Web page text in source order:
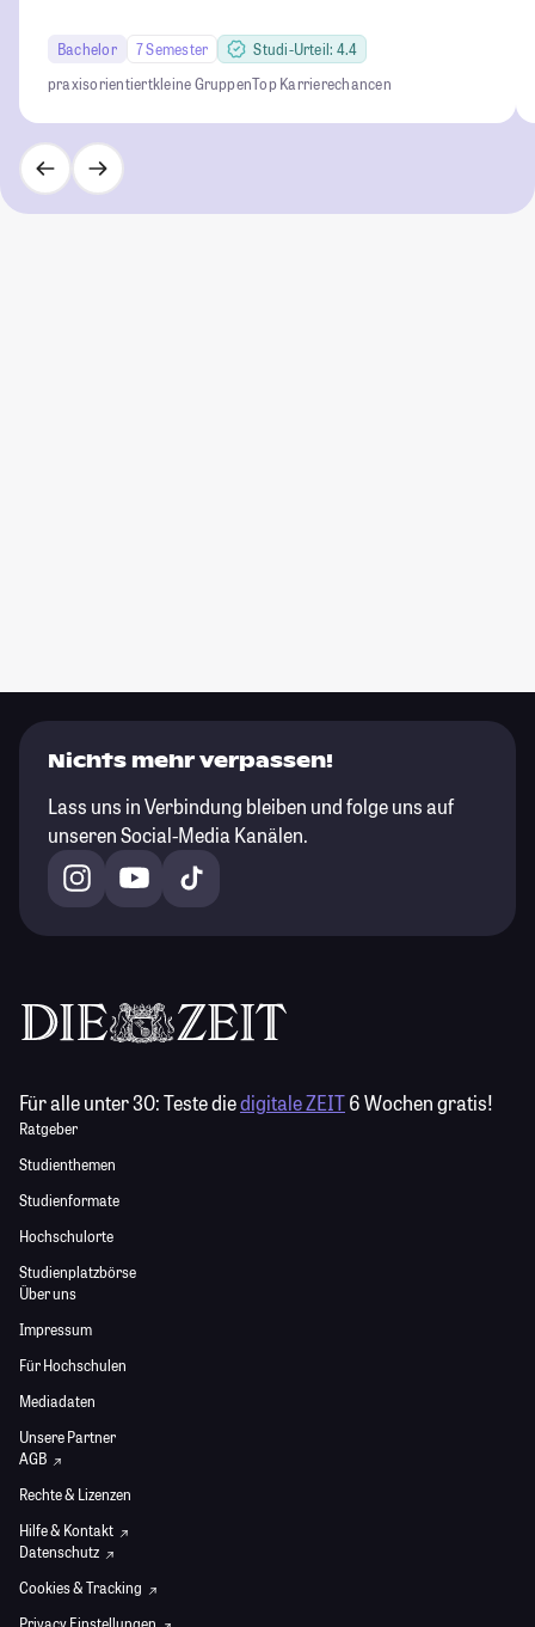
Bachelor 7 Semester
Studi-Urteil: 4.4
praxisorientiertkleine GruppenTop Karrierechancen
Nichts mehr verpassen!
Lass uns in Verbindung bleiben und folge uns auf
unseren Social-Media Kanälen.
Für alle unter 30:Teste diedigitale ZEIT6 Wochen gratis!
Ratgeber
Studienthemen
Studienformate
Hochschulorte
Studienplatzbörse
Über uns
Impressum
Für Hochschulen
Mediadaten
Unsere Partner
AGB
Rechte & Lizenzen
Hilfe & Kontakt
Datenschutz
Cookies & Tracking